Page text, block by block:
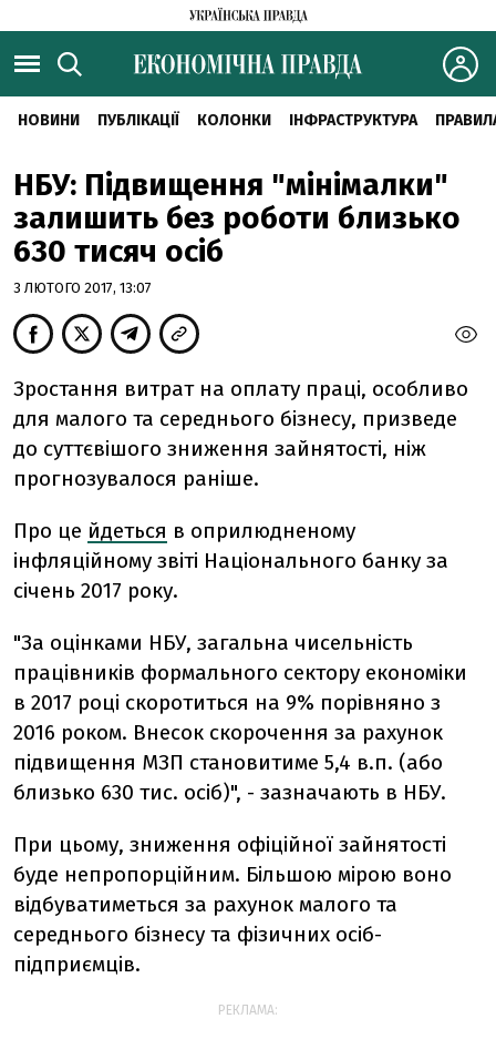
НОВИНИ ПУБЛІКАЦІЇ КОЛОНКИ ІНФРАСТРУКТУРА
НБУ: Підвищення "мінімалки"
залишить без роботи близько
630 тисяч осіб
3 ЛЮТОГО 2017, 13:07
Зростання витрат на оплату праці, особливо
для малого та середнього бізнесу, призведе
до суттєвішого зниження зайнятості, ніж
прогнозувалося раніше.
Про це йдеться в оприлюдненому
інфляційному звіті Національного банку за
січень 2017 року.
"За оцінками НБУ, загальна чисельність
працівників формального сектору економіки
в 2017 році скоротиться на 9% порівняно з
2016 роком. Внесок скорочення за рахунок
підвищення МЗП становитиме 5,4 в.п. (або
близько 630 тис. осіб)", - зазначають в НБУ.
При цьому, зниження офіційної зайнятості
буде непропорційним. Більшою мірою воно
відбуватиметься за рахунок малого та
середнього бізнесу та фізичних осіб-
підприємців.
РЕКЛАМА: